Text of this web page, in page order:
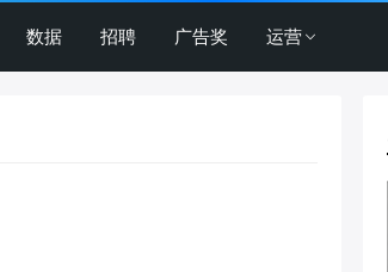
数据 招聘 广告奖 运营